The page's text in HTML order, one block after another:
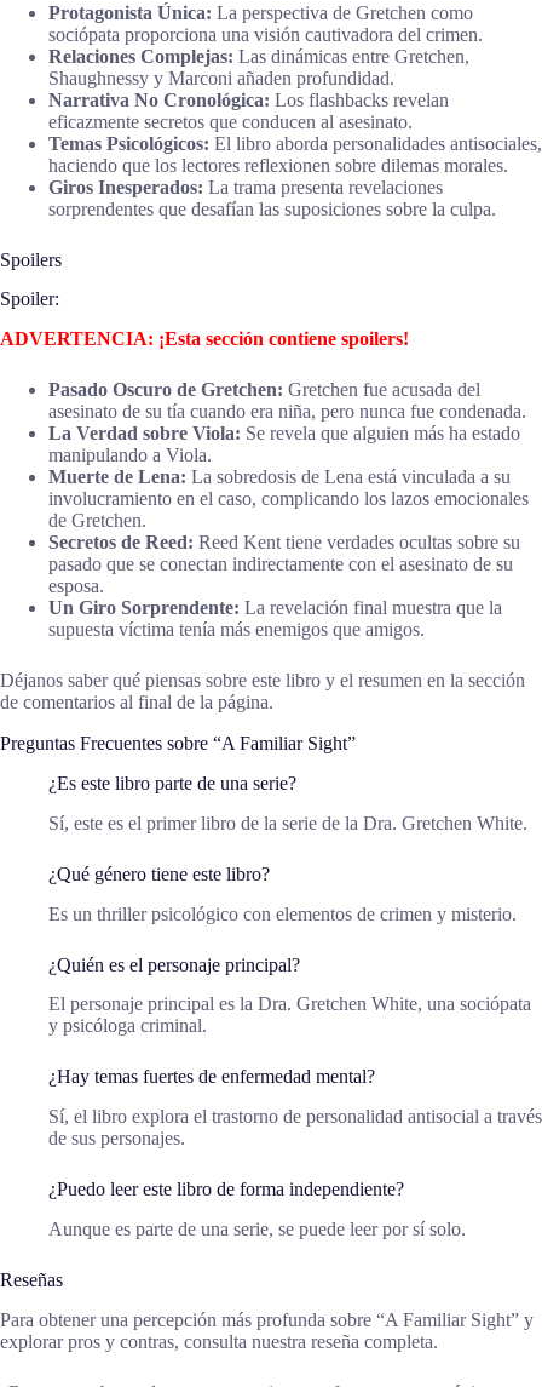
Protagonista Única: La perspectiva de Gretchen como
sociópata proporciona una visión cautivadora del crimen.
Relaciones Complejas: Las dinámicas entre Gretchen,
Shaughnessy y Marconi añaden profundidad.
Narrativa No Cronológica: Los flashbacks revelan
eficazmente secretos que conducen al asesinato.
Temas Psicológicos: El libro aborda personalidades antisociales,
haciendo que los lectores reflexionen sobre dilemas morales.
Giros Inesperados: La trama presenta revelaciones
sorprendentes que desafían las suposiciones sobre la culpa.
Spoilers
Spoiler:
ADVERTENCIA: ¡Esta sección contiene spoilers!
Pasado Oscuro de Gretchen: Gretchen fue acusada del
asesinato de su tía cuando era niña, pero nunca fue condenada.
La Verdad sobre Viola: Se revela que alguien más ha estado
manipulando a Viola.
Muerte de Lena: La sobredosis de Lena está vinculada a su
involucramiento en el caso, complicando los lazos emocionales
de Gretchen.
Secretos de Reed: Reed Kent tiene verdades ocultas sobre su
pasado que se conectan indirectamente con el asesinato de su
esposa.
Un Giro Sorprendente: La revelación final muestra que la
supuesta víctima tenía más enemigos que amigos.
Déjanos saber qué piensas sobre este libro y el resumen en la sección
de comentarios al final de la página.
Preguntas Frecuentes sobre “A Familiar Sight”
¿Es este libro parte de una serie?
Sí, este es el primer libro de la serie de la Dra. Gretchen White.
¿Qué género tiene este libro?
Es un thriller psicológico con elementos de crimen y misterio.
¿Quién es el personaje principal?
El personaje principal es la Dra. Gretchen White, una sociópata
y psicóloga criminal.
¿Hay temas fuertes de enfermedad mental?
Sí, el libro explora el trastorno de personalidad antisocial a través
de sus personajes.
¿Puedo leer este libro de forma independiente?
Aunque es parte de una serie, se puede leer por sí solo.
Reseñas
Para obtener una percepción más profunda sobre “A Familiar Sight” y
explorar pros y contras, consulta nuestra reseña completa.